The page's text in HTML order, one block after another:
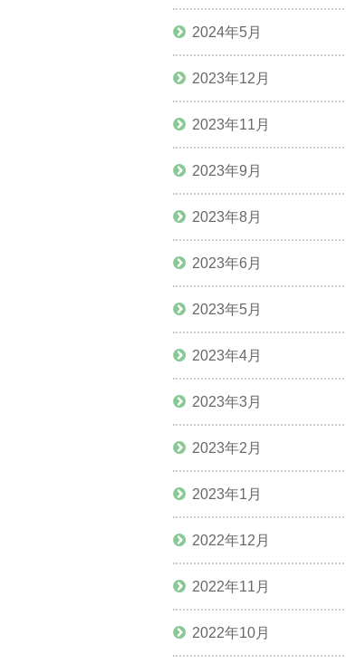
2024年5月
2023年12月
2023年11月
2023年9月
2023年8月
2023年6月
2023年5月
2023年4月
2023年3月
2023年2月
2023年1月
2022年12月
2022年11月
2022年10月